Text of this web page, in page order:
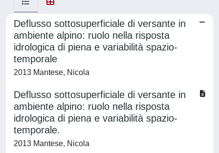
Deflusso sottosuperficiale di versante in
ambiente alpino: ruolo nella risposta
idrologica di piena e variabilità spazio-
temporale
2013 Mantese, Nicola
Deflusso sottosuperficiale di versante in
ambiente alpino: ruolo nella risposta
idrologica di piena e variabilità spazio-
temporale.
2013 Mantese, Nicola